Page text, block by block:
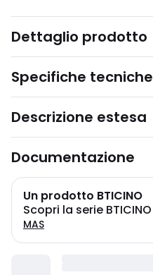
Dettaglio prodotto
Specifiche tecniche
Descrizione estesa
Documentazione
Un prodotto BTICINO
Scopri la serie BTICINO
MAS